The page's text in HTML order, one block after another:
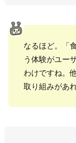
なるほど。「
う体験がユー
わけですね。
取り組みがあ